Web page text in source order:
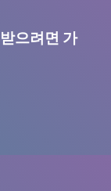
으려면 가